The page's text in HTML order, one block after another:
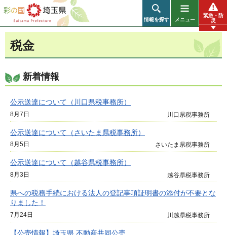
彩の国 埼玉県
情報を探す メニュー
緊急・防
災
税金
新着情報
公示送達について（川口県税事務所）
8月7日 川口県税事務所
公示送達について（さいたま県税事務所）
8月5日 さいたま県税事務所
公示送達について（越谷県税事務所）
8月3日 越谷県税事務所
県への税務手続における法人の登記事項証明書の添付が不要とな
りました！
7月24日 川越県税事務所
【公売情報】埼玉県 不動産共同公売